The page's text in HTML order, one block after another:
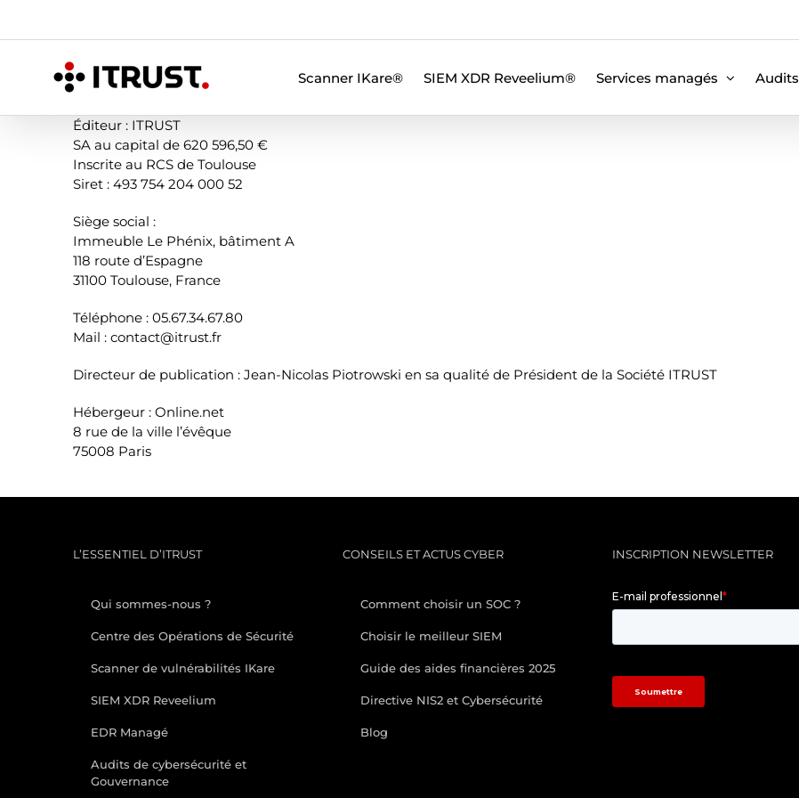
Scanner IKare® SIEM XDR Reveelium® Services managés Audits
Éditeur : ITRUST
SA au capital de 620 596,50 €
Inscrite au RCS de Toulouse
Siret : 493 754 204 000 52
Siège social :
Immeuble Le Phénix, bâtiment A
118 route d’Espagne
31100 Toulouse, France
Téléphone : 05.67.34.67.80
Mail : contact@itrust.fr
Directeur de publication : Jean-Nicolas Piotrowski en sa qualité de Président de la Société ITRUST
Hébergeur : Online.net
8 rue de la ville l’évêque
75008 Paris
L’ESSENTIEL D’ITRUST
Qui sommes-nous ?
Centre des Opérations de Sécurité
Scanner de vulnérabilités IKare
SIEM XDR Reveelium
EDR Managé
Audits de cybersécurité et
Gouvernance
CONSEILS ET ACTUS CYBER
Comment choisir un SOC ?
Choisir le meilleur SIEM
Guide des aides financières 2025
Directive NIS2 et Cybersécurité
Blog
INSCRIPTION NEWSLETTER